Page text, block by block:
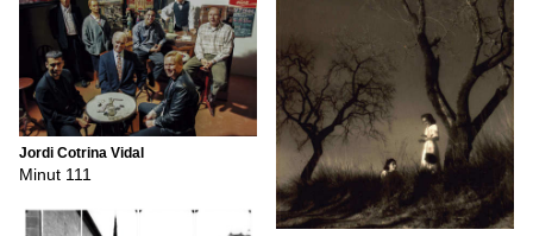
Jordi Cotrina Vidal
Minut 111